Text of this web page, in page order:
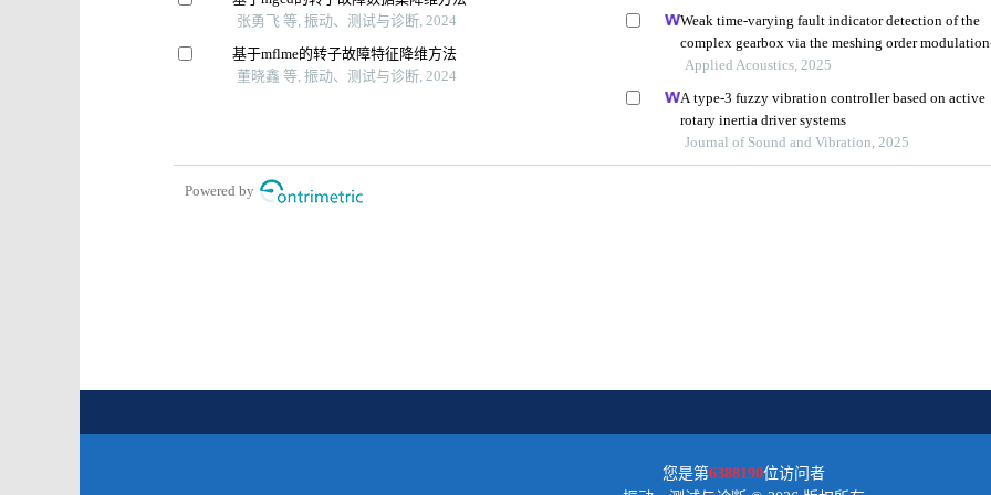
张勇飞 等, 振动、测试与诊断, 2024
基于mflme的转子故障特征降维方法
董晓鑫 等, 振动、测试与诊断, 2024
Weak time-varying fault indicator detection of the
complex gearbox via the meshing order
aided scaling reassigning chirplet transform
Applied Acoustics, 2025
A type-3 fuzzy vibration controller based on active
rotary inertia driver systems
Journal of Sound and Vibration, 2025
Powered by
您是第6388190位访问者